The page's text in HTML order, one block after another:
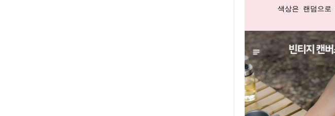
색상은 랜덤으